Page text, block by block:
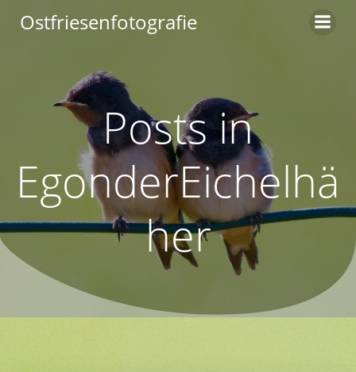
Inhalt
Ostfriesenfotografie
Posts in
EgonderEichelhä
her